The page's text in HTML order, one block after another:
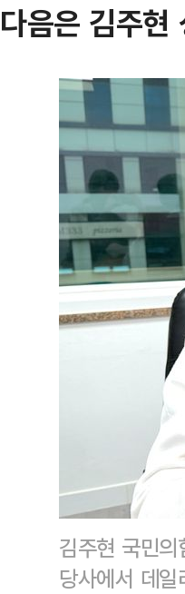
다음은 김주현
김주현 국민
당사에서 데